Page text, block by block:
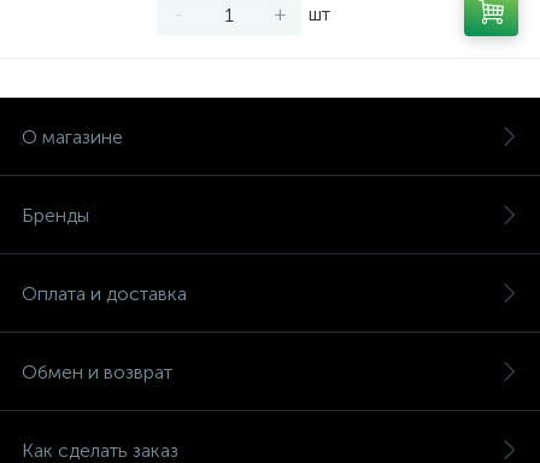
- + шт
О магазине
Бренды
Оплата и доставка
Обмен и возврат
Как сделать заказ